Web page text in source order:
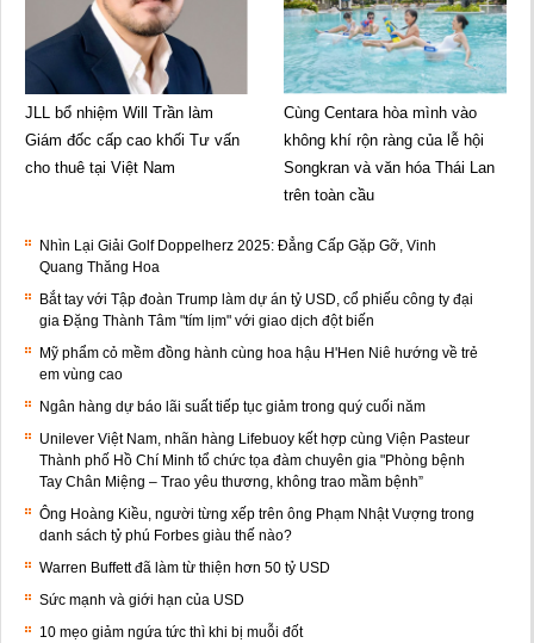
JLL bổ nhiệm Will Trần làm
Giám đốc cấp cao khối Tư vấn
cho thuê tại Việt Nam
Cùng Centara hòa mình vào
không khí rộn ràng của lễ hội
Songkran và văn hóa Thái Lan
trên toàn cầu
Nhìn Lại Giải Golf Doppelherz 2025: Đẳng Cấp Gặp Gỡ, Vinh
Quang Thăng Hoa
Bắt tay với Tập đoàn Trump làm dự án tỷ USD, cổ phiếu công ty đại
gia Đặng Thành Tâm "tím lịm" với giao dịch đột biến
Mỹ phẩm cỏ mềm đồng hành cùng hoa hậu H'Hen Niê hướng về trẻ
em vùng cao
Ngân hàng dự báo lãi suất tiếp tục giảm trong quý cuối năm
Unilever Việt Nam, nhãn hàng Lifebuoy kết hợp cùng Viện Pasteur
Thành phố Hồ Chí Minh tổ chức tọa đàm chuyên gia "Phòng bệnh
Tay Chân Miệng – Trao yêu thương, không trao mầm bệnh”
Ông Hoàng Kiều, người từng xếp trên ông Phạm Nhật Vượng trong
danh sách tỷ phú Forbes giàu thế nào?
Warren Buffett đã làm từ thiện hơn 50 tỷ USD
Sức mạnh và giới hạn của USD
10 mẹo giảm ngứa tức thì khi bị muỗi đốt